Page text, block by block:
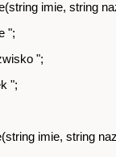
imie, string
";
";
";
imie, string